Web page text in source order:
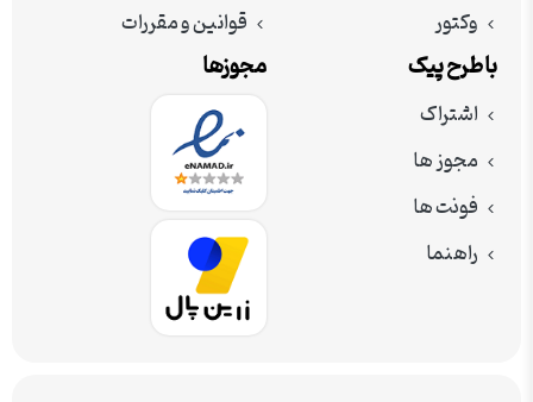
وکتور
قوانین و مقررات
با طرح پیک
اشتراک
مجوز ها
فونت ها
راهنما
مجوزها